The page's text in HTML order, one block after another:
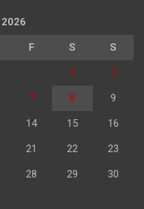
F S S
1 2
7 8 9
14 15 16
21 22 23
28 29 30